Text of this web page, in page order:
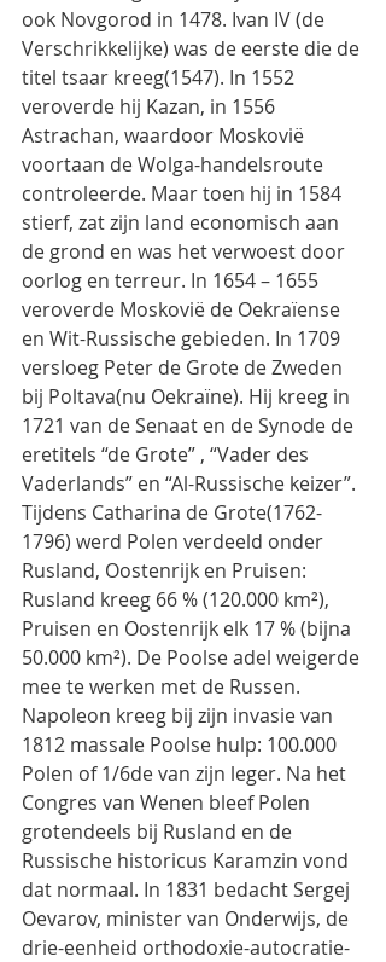
ook Novgorod in 1478. Ivan IV (de
Verschrikkelijke) was de eerste die de
titel tsaar kreeg(1547). In 1552
veroverde hij Kazan, in 1556
Astrachan, waardoor Moskovië
voortaan de Wolga-handelsroute
controleerde. Maar toen hij in 1584
stierf, zat zijn land economisch aan
de grond en was het verwoest door
oorlog en terreur. In 1654 – 1655
veroverde Moskovië de Oekraïense
en Wit-Russische gebieden. In 1709
versloeg Peter de Grote de Zweden
bij Poltava(nu Oekraïne). Hij kreeg in
1721 van de Senaat en de Synode de
eretitels “de Grote” , “Vader des
Vaderlands” en “Al-Russische keizer”.
Tijdens Catharina de Grote(1762-
1796) werd Polen verdeeld onder
Rusland, Oostenrijk en Pruisen:
Rusland kreeg 66 % (120.000 km²),
Pruisen en Oostenrijk elk 17 % (bijna
50.000 km²). De Poolse adel weigerde
mee te werken met de Russen.
Napoleon kreeg bij zijn invasie van
1812 massale Poolse hulp: 100.000
Polen of 1/6de van zijn leger. Na het
Congres van Wenen bleef Polen
grotendeels bij Rusland en de
Russische historicus Karamzin vond
dat normaal. In 1831 bedacht Sergej
Oevarov, minister van Onderwijs, de
drie-eenheid orthodoxie-autocratie-